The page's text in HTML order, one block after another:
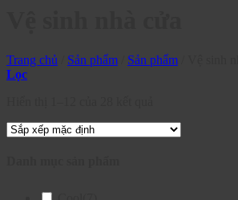
Trang chủ Sản phẩm Sản phẩm
Lọc